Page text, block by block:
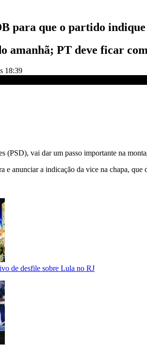
para que o partido
amanhã; PT deve ficar
18:39
(PSD), vai dar um passo importante na
anunciar a indicação da vice na chapa, que
de desfile sobre Lula no RJ